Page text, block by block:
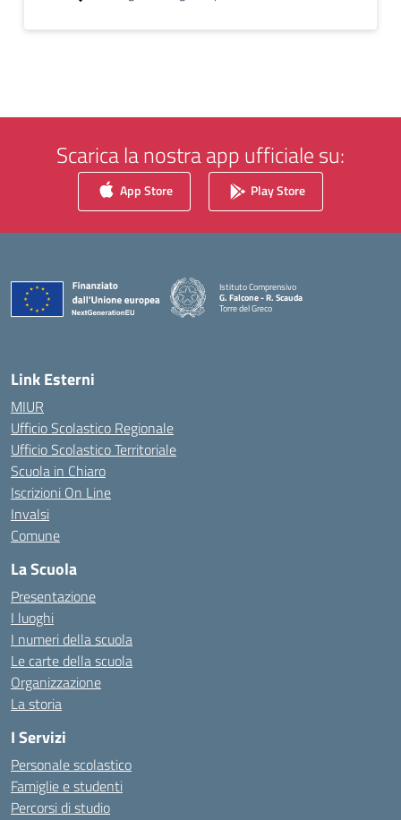
Scarica la nostra app ufficiale su:
App Store Play Store
Istituto Comprensivo
G. Falcone - R. Scauda
Torre del Greco
Link Esterni
MIUR
Ufficio Scolastico Regionale
Ufficio Scolastico Territoriale
Scuola in Chiaro
Iscrizioni On Line
Invalsi
Comune
La Scuola
Presentazione
I luoghi
I numeri della scuola
Le carte della scuola
Organizzazione
La storia
I Servizi
Personale scolastico
Famiglie e studenti
Percorsi di studio